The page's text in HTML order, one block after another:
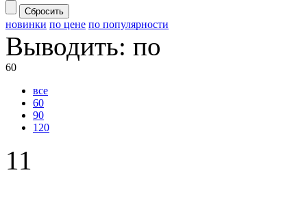
Сбросить
новинки по цене по популярности
Выводить: по
60
все
60
90
120
11